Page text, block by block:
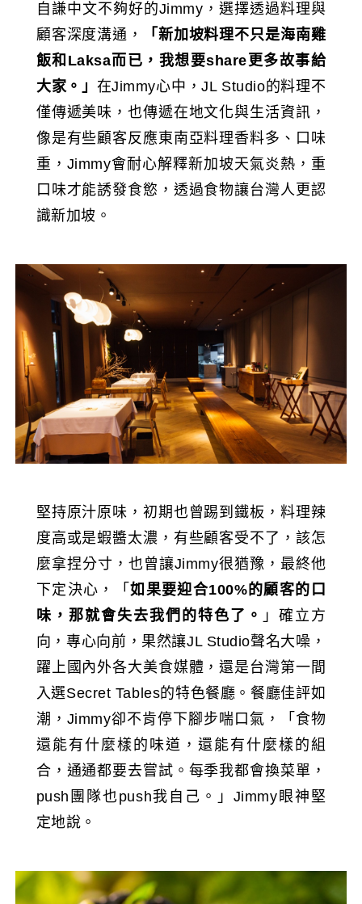
自謙中文不夠好的Jimmy，選擇透過料理與
顧客深度溝通，
「新加坡料理不只是海南雞
飯和 Laksa而已，我想要share更多故事給
大家。」 在Jimmy心中，JL Studio的料理不
僅傳遞美味，也傳遞在地文化與生活資訊，
像是有些顧客反應東南亞料理香料多、口味
重，Jimmy會耐心解釋新加坡天氣炎熱，重
口味才能誘發食慾，透過食物讓台灣人更認
識新加坡。
堅持原汁原味，初期也曾踢到鐵板，料理辣
度高或是蝦醬太濃，有些顧客受不了，該怎
麼拿捏分寸，也曾讓Jimmy很猶豫，最終他
下定決心，「如果要迎合100%的顧客的口
味，那就會失去我們的特色了。 」確立方
向，專心向前，果然讓JL Studio聲名大噪，
躍上國內外各大美食媒體，還是台灣第一間
入選Secret Tables的特色餐廳。餐廳佳評如
潮，Jimmy卻不肯停下腳步喘口氣，「食物
還能有什麼樣的味道，還能有什麼樣的組
合，通通都要去嘗試。每季我都會換菜單，
push團隊也push我自己。」Jimmy眼神堅
定地說。